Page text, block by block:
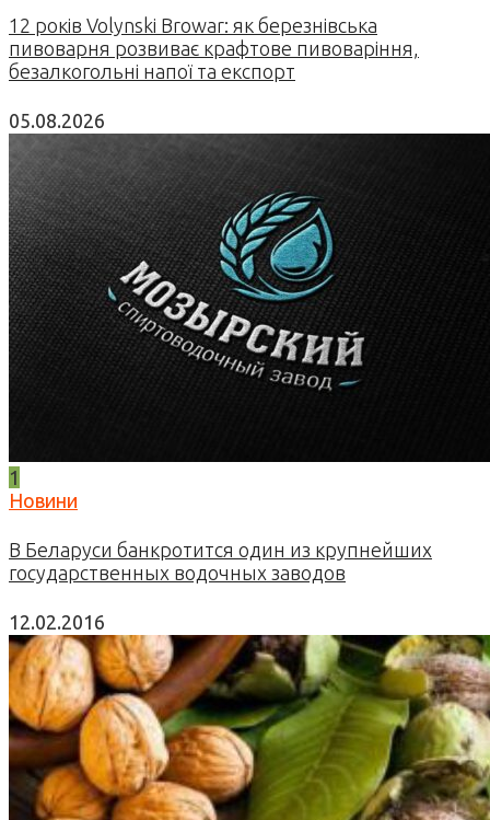
12 років Volynski Browar: як березнівська
пивоварня розвиває крафтове пивоваріння,
безалкогольні напої та експорт
05.08.2026
1
Новини
В Беларуси банкротится один из крупнейших
государственных водочных заводов
12.02.2016